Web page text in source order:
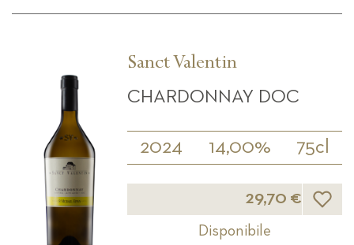
Sanct Valentin
CHARDONNAY DOC
2024 14,00% 75cl
29,70 € Lista
Disponibile